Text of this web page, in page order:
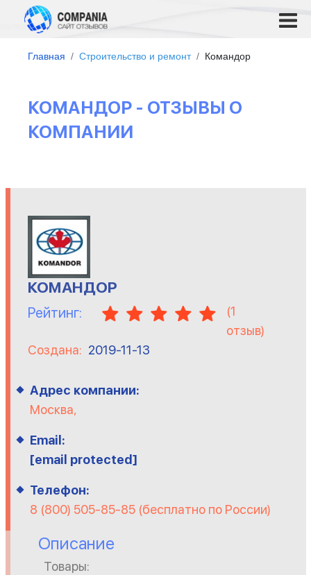
Главная Строительство и ремонт Командор
КОМАНДОР - ОТЗЫВЫ О
КОМПАНИИ
КОМАНДОР
Рейтинг: (1
отзыв)
Создана: 2019-11-13
Адрес компании:
Москва,
Email:
[email protected]
Телефон:
8 (800) 505-85-85 (бесплатно по России)
Описание
Товары: